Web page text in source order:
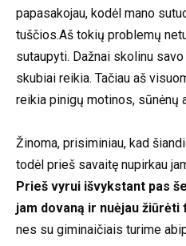
papasakojau, kodėl mano
tuščios.Aš tokių problemų
sutaupyti. Dažnai skolinu
skubiai reikia. Tačiau aš
reikia pinigų motinos, sūnėnų
Žinoma, prisiminiau, kad
todėl prieš savaitę nupirkau
Prieš vyrui išvykstant pas
jam dovaną ir nuėjau žiūrėti
nes su giminaičiais turime